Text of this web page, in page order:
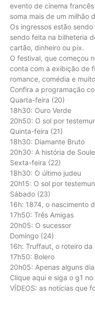
evento de cinema
soma mais de um milhão
Os ingressos estão
sendo feita na bilheteria
cartão, dinheiro ou pix.
O festival, que começou
conta com a exibição de
romance, comédia e
Confira a programação
Quarta-feira (20)
18h30: Ouro Verde
20h50: O sol por
Quinta-feira (21)
18h30: Diamante Bruto
20h30: A história de
Sexta-feira (22)
18h30: O último judeu
20h15: O sol por
Sábado (23)
16h: 1874, o nascimento
17h50: Três Amigas
20h05: O sucessor
Domingo (24)
16h: Truffaut, o roteiro da
17h50: Bolero
20h05: Apenas alguns
Clique aqui e siga o g1
VÍDEOS: as notícias que